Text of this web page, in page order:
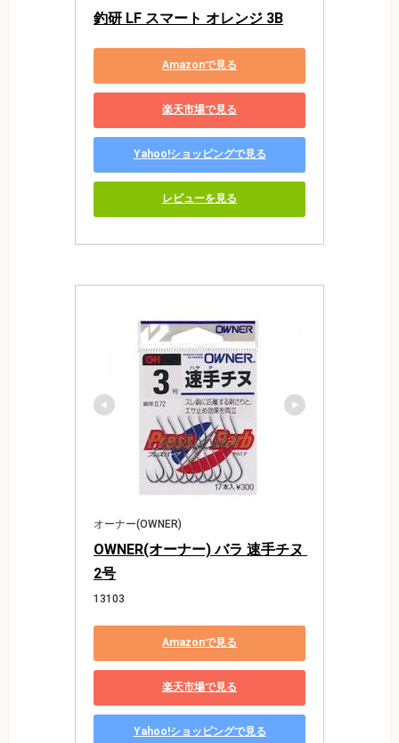
釣研 LF スマート オレンジ 3B
Amazonで見る
楽天市場で見る
Yahoo!ショッピングで見る
レビューを見る
オーナー(OWNER)
OWNER(オーナー) バラ 速手チヌ
2号
13103
Amazonで見る
楽天市場で見る
Yahoo!ショッピングで見る